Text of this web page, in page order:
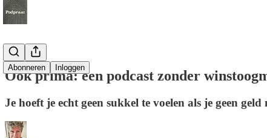
Abonneren Inloggen
Ook prima: een podcast zonder
Je hoeft je echt geen sukkel te voelen als je geen